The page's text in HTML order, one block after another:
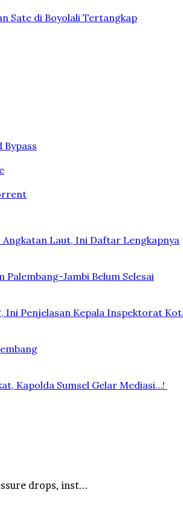
Sate di Boyolali Tertangkap
Bypass
Laut, Ini Daftar Lengkapnya
Jambi Belum Selesai
Ini Penjelasan Kepala Inspektorat
Kapolda Sumsel Gelar Mediasi…!
drops, inst...